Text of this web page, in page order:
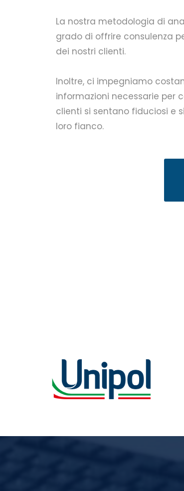
La nostra metodologia di
grado di offrire consulenza
dei nostri clienti.
Inoltre, ci impegniamo
informazioni necessarie per
clienti si sentano fiduciosi e
loro fianco.